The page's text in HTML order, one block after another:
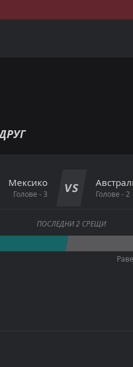
Мексико
Голове - 3 VS Голове - 2
ПОСЛЕДНИ 2 СРЕЩИ